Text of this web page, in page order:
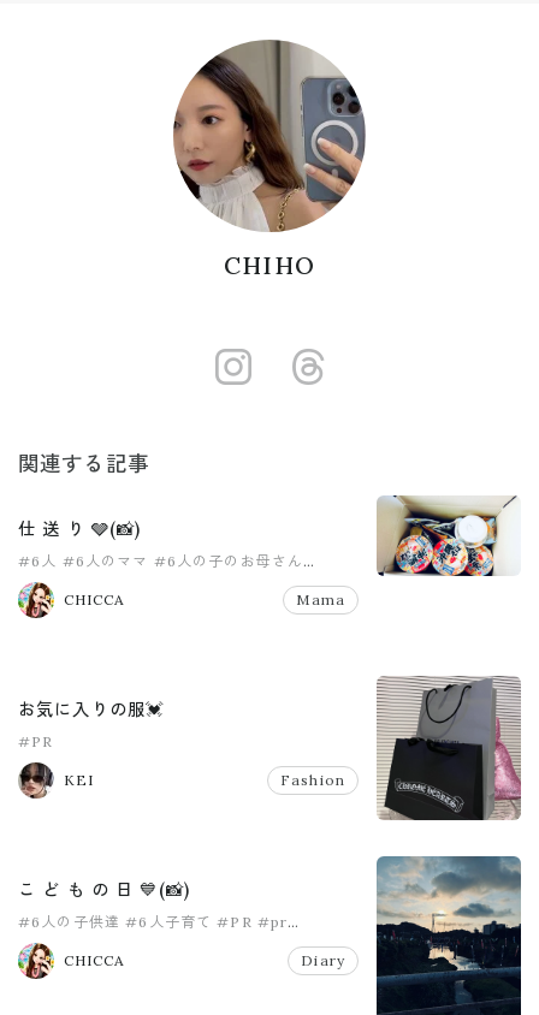
CHIHO
https://
関連する記事
仕 送 り 🩶(📸)
#6人 #6人のママ #6人の子のお母さん
#8人家族
CHICCA
Mama
お気に入りの服💓
#PR
KEI Fashion
こ ど も の 日 💙(📸)
#6人の子供達 #6人子育て #PR #pr
#こどもの日
CHICCA
Diary